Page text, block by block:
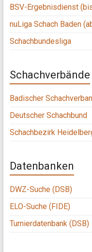
BSV-Ergebnisdienst
nuLiga Schach Baden
Schachbundesliga
Schachverbände
Badischer
Deutscher Schachbund
Schachbezirk
Datenbanken
DWZ-Suche (DSB)
ELO-Suche (FIDE)
Turnierdatenbank (DSB)